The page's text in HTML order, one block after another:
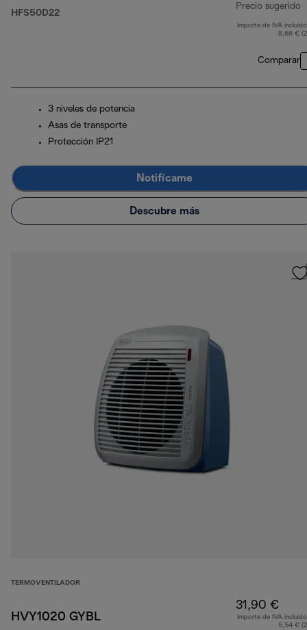
HFS50D22
Precio sugerido
Importe de IVA
8,66 €
Comparar
3 niveles de potencia
Asas de transporte
Protección IP21
Notifícame
Descubre más
TERMOVENTILADOR
HVY1020 GYBL
31,90 €
Importe de IVA
5,54 €